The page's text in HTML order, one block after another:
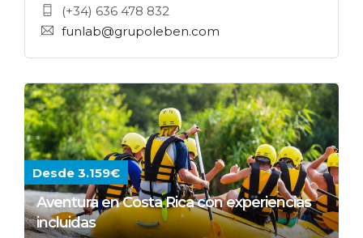
(+34) 636 478 832
funlab@grupoleben.com
Desde 3.159€
Aventura en Costa Rica con experiencias
incluidas